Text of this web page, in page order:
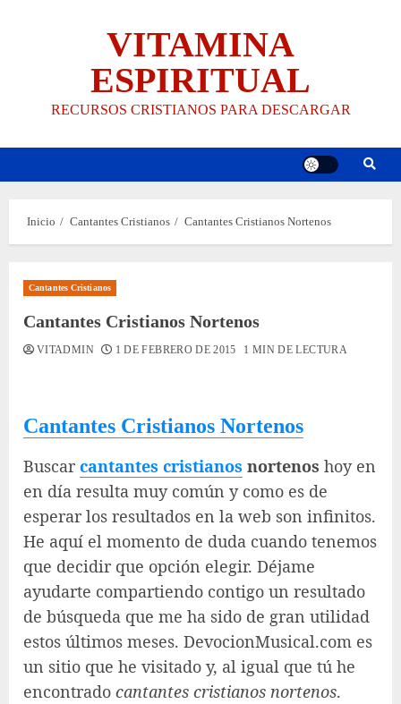
VITAMINA
ESPIRITUAL
RECURSOS CRISTIANOS PARA DESCARGAR
Inicio Cantantes Cristianos Cantantes Cristianos Nortenos
Cantantes Cristianos
Cantantes Cristianos Nortenos
VITADMIN 1 DE FEBRERO DE 2015 1 MIN DE LECTURA
Cantantes Cristianos Nortenos
Buscar cantantes cristianos nortenos hoy en
en día resulta muy común y como es de
esperar los resultados en la web son infinitos.
He aquí el momento de duda cuando tenemos
que decidir que opción elegir. Déjame
ayudarte compartiendo contigo un resultado
de búsqueda que me ha sido de gran utilidad
estos últimos meses. DevocionMusical.com es
un sitio que he visitado y, al igual que tú he
encontrado cantantes cristianos nortenos.